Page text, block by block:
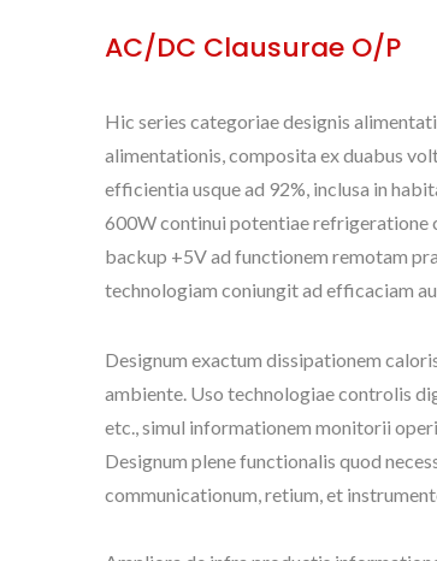
AC/DC Clausurae O/P
Hic series categoriae designis
alimentationis, composita ex duabus
efficientia usque ad 92%, inclusa in
600W continui potentiae refrigeratione
backup +5V ad functionem remotam
technologiam coniungit ad efficaciam
Designum exactum dissipationem
ambiente. Uso technologiae controlis
etc., simul informationem monitorii
Designum plene functionalis quod
communicationum, retium, et
NOVA DC/